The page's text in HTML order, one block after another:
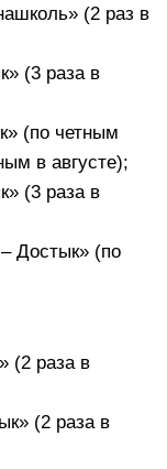
(2 раз в
(3 раза в
(по четным
в августе);
(3 раза в
Достык» (по
(2 раза в
(2 раза в